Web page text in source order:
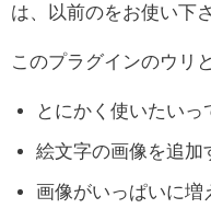
は、以前のをお使い下さ
このプラグインのウリ
とにかく使いたい
絵文字の画像を追加
画像がいっぱいに増